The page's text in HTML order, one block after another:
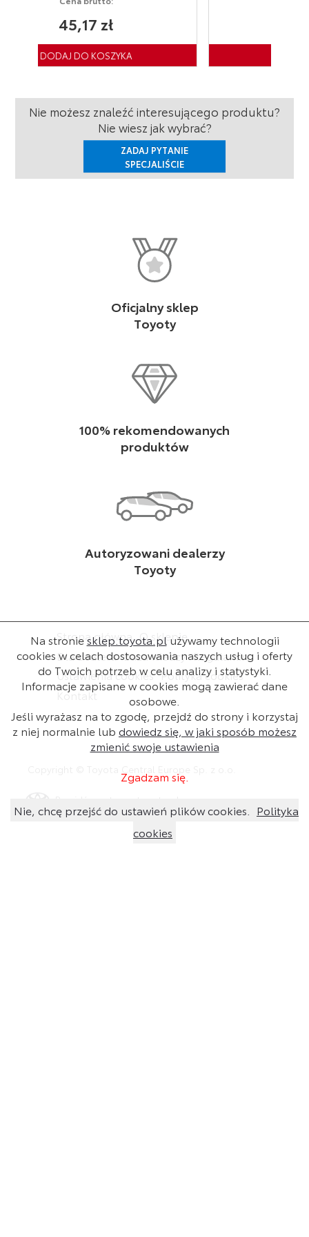
Nie możesz znaleźć interesującego produktu?
Nie wiesz jak wybrać?
ZADAJ PYTANIE
SPECJALIŚCIE
Oficjalny sklep
Toyoty
100% rekomendowanych
produktów
Autoryzowani dealerzy
Toyoty
Strona główna O sklepie
Dla dealera Baza wiedzy Regulamin
Ustawienia cookies Polityka cookies
Kontakt
Na stroniesklep.toyota.pl używamy technologii
cookies w celach dostosowania naszych usług i oferty
do Twoich potrzeb w celu analizy i statystyki.
Informacje zapisane w cookies mogą zawierać dane
osobowe.
Jeśli wyrażasz na to zgodę, przejdź do strony i korzystaj
z niej normalnie lub dowiedz się, w jaki sposób możesz
zmienić swoje ustawienia
Zgadzam się.
Nie, chcę przejść do ustawień plików cookies.
Polityka
cookies